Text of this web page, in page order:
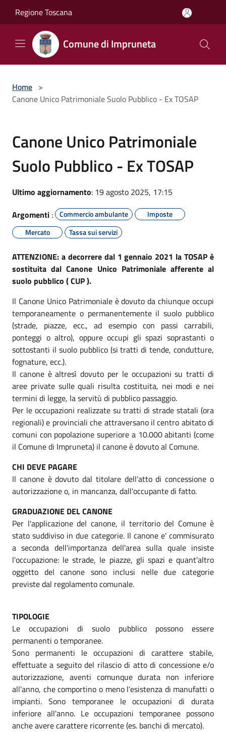
Regione Toscana
Comune di Impruneta
Home >
Canone Unico Patrimoniale Suolo Pubblico - Ex TOSAP
Canone Unico Patrimoniale
Suolo Pubblico - Ex TOSAP
Ultimo aggiornamento: 19 agosto 2025, 17:15
Argomenti : Commercio ambulante
Imposte
Mercato
Tassa sui servizi
ATTENZIONE: a decorrere dal 1 gennaio 2021 la TOSAP è
sostituita dal Canone Unico Patrimoniale afferente al
suolo pubblico ( CUP ).
Il Canone Unico Patrimoniale è dovuto da chiunque occupi
temporaneamente o permanentemente il suolo pubblico
(strade, piazze, ecc., ad esempio con passi carrabili,
ponteggi o altro), oppure occupi gli spazi soprastanti o
sottostanti il suolo pubblico (si tratti di tende, condutture,
fognature, ecc.).
Il canone è altresì dovuto per le occupazioni su tratti di
aree private sulle quali risulta costituita, nei modi e nei
termini di legge, la servitù di pubblico passaggio.
Per le occupazioni realizzate su tratti di strade statali (ora
regionali) e provinciali che attraversano il centro abitato di
comuni con popolazione superiore a 10.000 abitanti (come
il Comune di Impruneta) il canone è dovuto al Comune.
CHI DEVE PAGARE
Il canone è dovuto dal titolare dell'atto di concessione o
autorizzazione o, in mancanza, dall'occupante di fatto.
GRADUAZIONE DEL CANONE
Per l'applicazione del canone, il territorio del Comune è
stato suddiviso in due categorie. Il canone e' commisurato
a seconda dell'importanza dell'area sulla quale insiste
l'occupazione: le strade, le piazze, gli spazi e quant'altro
oggetto del canone sono inclusi nelle due categorie
previste dal regolamento comunale.
TIPOLOGIE
Le occupazioni di suolo pubblico possono essere
permanenti o temporanee.
Sono permanenti le occupazioni di carattere stabile,
effettuate a seguito del rilascio di atto di concessione e/o
autorizzazione, aventi comunque durata non inferiore
all'anno, che comportino o meno l'esistenza di manufatti o
impianti. Sono temporanee le occupazioni di durata
inferiore all'anno. Le occupazioni temporanee possono
anche avere carattere ricorrente (es. banchi di mercato).